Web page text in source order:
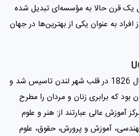
یک قرن حالا به مؤسسه‌ای تبدیل شده
به عنوان یکی از بهترین‌ها در جهان
دانشگاه کالج لندن در سال 1826 در قلب شهر لندن تاسیس شد و
بود که برابری زنان و مردان را مطرح
آموزش عالی عبارتند از: هنر و علوم
آموزش و پرورش، حقوق، علوم